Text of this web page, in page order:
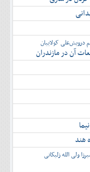
درویش‌علی کولاییان
آن در مازندران
هند
ولی الله زلیکانی